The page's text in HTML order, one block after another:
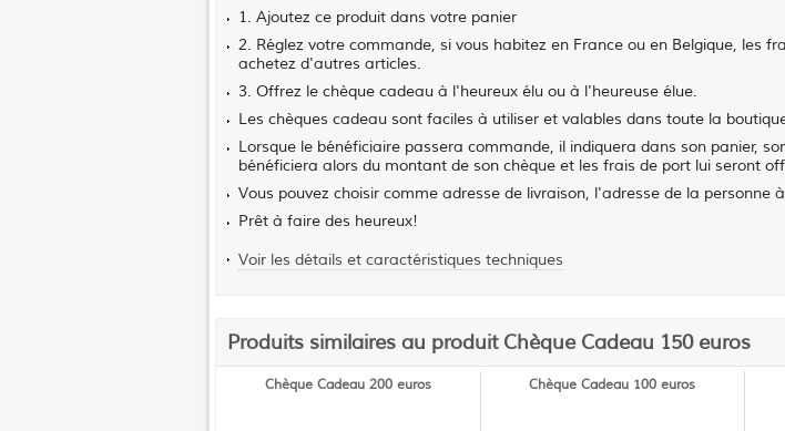
1. Ajoutez ce produit dans votre panier
2. Réglez votre commande, si vous habitez en France ou en Belgique, les
achetez d'autres articles.
3. Offrez le chèque cadeau à l'heureux élu ou à l'heureuse élue.
Les chèques cadeau sont faciles à utiliser et valables dans toute la
Lorsque le bénéficiaire passera commande, il indiquera dans son panier,
bénéficiera alors du montant de son chèque et les frais de port lui seront
Vous pouvez choisir comme adresse de livraison, l'adresse de la personne
Prêt à faire des heureux!
Voir les détails et caractéristiques techniques
Produits similaires au produit Chèque Cadeau 150 euros
Chèque Cadeau 200 euros Chèque Cadeau 100 euros